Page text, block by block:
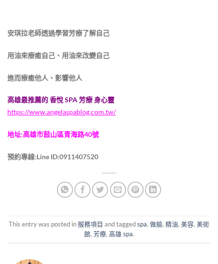
安琪拉老師透過學習芳療了解自己
用油來療癒自己、用油來改變自己
進而療癒他人、影響他人
高雄最推薦的 香悅 SPA 芳療 身心靈
https://www.angelaspablog.com.tw/
地址:高雄市鼓山區青海路40號
預約專線:Line ID:0911407520
This entry was posted in 服務項目 and taggedspa, 做臉, 精油, 美容, 美術
館, 芳療, 高雄 spa.